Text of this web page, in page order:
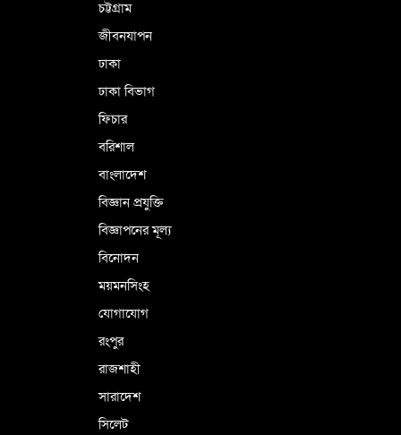
চট্টগ্রাম
জীবনযাপন
ঢাকা
ঢাকা বিভাগ
ফিচার
বরিশাল
বাংলাদেশ
বিজ্ঞান প্রযুক্তি
বিজ্ঞাপনের মূল্য
বিনোদন
ময়মনসিংহ
যোগাযোগ
রংপুর
রাজশাহী
সারাদেশ
সিলেট